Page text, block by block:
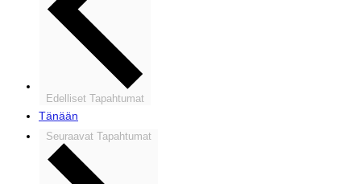
Edelliset Tapahtumat
Tänään
Seuraavat Tapahtumat